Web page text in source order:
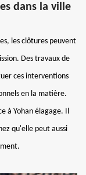
dans la ville
les clôtures peuvent
Des travaux de
ces interventions
en la matière.
à Yohan élagage. Il
qu'elle peut aussi